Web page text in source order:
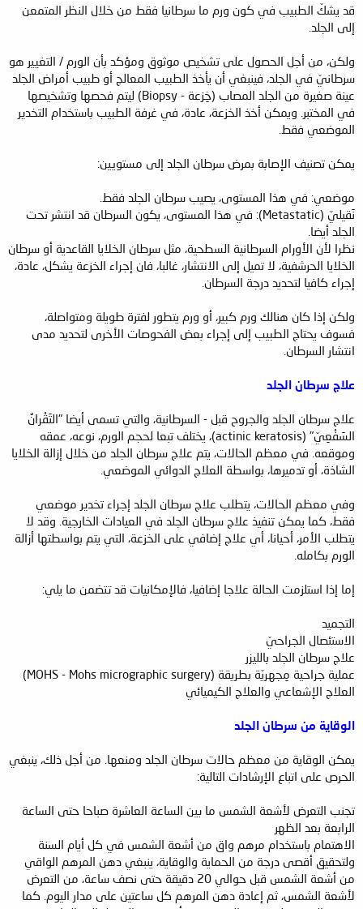
قد يشكّ الطبيب في كون ورم ما سرطانيا فقط من خلال النظر المتمعن
إلى الجلد.
ولكن، من أجل الحصول على تشخيص موثوق ومؤكد بأن الورم / التغيير هو
سرطانيّ في الجلد، فينبغي أن يأخذ الطبيب المعالج أو طبيب أمراض الجلد
عينة صغيرة من الجلد المصاب (خِزعة - Biopsy) ليتم فحصها وتشخيصها
في المختبر. ويمكن أخذ الخزعة، عادة، في غرفة الطبيب باستخدام التخدير
الموضعي فقط.
يمكن تصنيف الإصابة بمرض سرطان الجلد إلى مستويين:
موضعي: في هذا المستوى، يصيب سرطان الجلد فقط.
نَقيليّ (Metastatic): في هذا المستوى، يكون السرطان قد انتشر تحت
الجلد أيضا.
نظرا لأن الأورام السرطانية السطحية، مثل سرطان الخلايا القاعدية أو سرطان
الخلايا الحرشفية، لا تميل إلى الانتشار، غالبا، فان إجراء الخزعة يشكل، عادة،
إجراء كافيا لتحديد درجة السرطان.
ولكن إذا كان هنالك ورم كبير، أو ورم يتطور لفترة طويلة ومتواصلة،
فسوف يحتاج الطبيب إلى إجراء بعض الفحوصات الأخرى لتحديد مدى
انتشار السرطان.
علاج سرطان الجلد
علاج سرطان الجلد والجروح قبل - السرطانية، والتي تسمى أيضا "التَقْرانٌ
السَفْعِيّ" (actinic keratosis)، يختلف تبعا لحجم الورم، نوعه، عمقه
وموقعه. في معظم الحالات، يتم علاج سرطان الجلد من خلال إزالة الخلايا
الشاذة، أو تدميرها، بواسطة العلاج الدوائي الموضعي.
وفي معظم الحالات، يتطلب علاج سرطان الجلد إجراء تخدير موضعي
فقط، كما يمكن تنفيذ علاج سرطان الجلد في العيادات الخارجية. وقد لا
يتطلب الأمر، أحيانا، أي علاج إضافي على الخزعة، التي يتم بواسطتها أزالة
الورم بكامله.
إما إذا استلزمت الحالة علاجا إضافيا، فالإمكانيات قد تتضمن ما يلي:
التجميد
الاستئصال الجراحيّ
علاج سرطان الجلد بالليزر
عملية جراحية مِجهريّة بطريقة (MOHS - Mohs micrographic surgery)
العلاج الإشعاعي والعلاج الكيميائي
الوقاية من سرطان الجلد
يمكن الوقاية من معظم حالات سرطان الجلد ومنعها. من أجل ذلك، ينبغي
الحرص على اتباع الإرشادات التالية:
تجنب التعرض لأشعة الشمس ما بين الساعة العاشرة صباحا حتى الساعة
الرابعة بعد الظهر
الاهتمام باستخدام مرهم واق من أشعة الشمس في كل أيام السنة
ولتحقيق أقصى درجة من الحماية والوقاية، ينبغي دهن المرهم الواقي
من أشعة الشمس قبل حوالي 20 دقيقة حتى نصف ساعة، من التعرض
لأشعة الشمس، ثم إعادة دهن المرهم كل ساعتين على مدار اليوم. كما